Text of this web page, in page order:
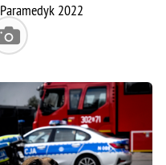
Paramedyk 2022